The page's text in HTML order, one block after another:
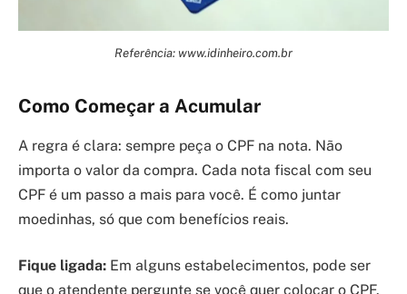
Referência: www.idinheiro.com.br
Como Começar a Acumular
A regra é clara: sempre peça o CPF na nota. Não
importa o valor da compra. Cada nota fiscal com seu
CPF é um passo a mais para você. É como juntar
moedinhas, só que com benefícios reais.
Fique ligada: Em alguns estabelecimentos, pode ser
que o atendente pergunte se você quer colocar o CPF.